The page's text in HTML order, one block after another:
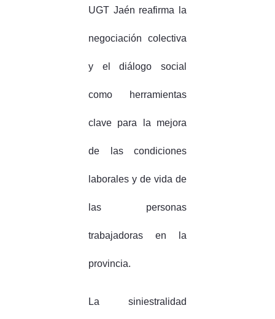
UGT Jaén reafirma la
negociación colectiva
y el diálogo social
como herramientas
clave para la mejora
de las condiciones
laborales y de vida de
las personas
trabajadoras en la
provincia.
La siniestralidad